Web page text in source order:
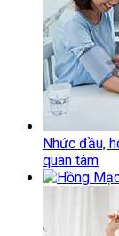
Nhức đầu,
quan tâm